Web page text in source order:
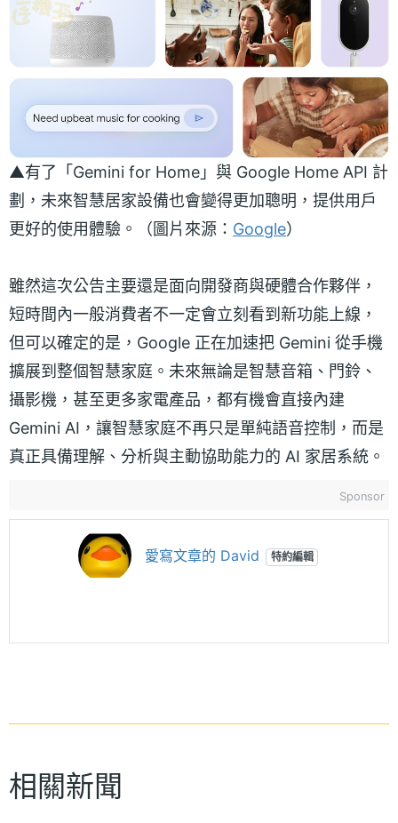
▲有了「Gemini for Home」與 Google Home API 計
劃，未來智慧居家設備也會變得更加聰明，提供用戶
更好的使用體驗。（圖片來源： Google）
雖然這次公告主要還是面向開發商與硬體合作夥伴，
短時間內一般消費者不一定會立刻看到新功能上線，
但可以確定的是，Google 正在加速把 Gemini 從手機
擴展到整個智慧家庭。未來無論是智慧音箱、門鈴、
攝影機，甚至更多家電產品，都有機會直接內建
Gemini AI，讓智慧家庭不再只是單純語音控制，而是
真正具備理解、分析與主動協助能力的 AI 家居系統。
Sponsor
愛寫文章的 David 特約編輯
相關新聞